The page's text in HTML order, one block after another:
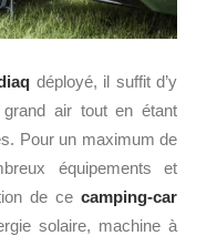
déployé, il suffit d’y
air tout en étant
Pour un maximum de
équipements et
de ce camping-car
solaire, machine à